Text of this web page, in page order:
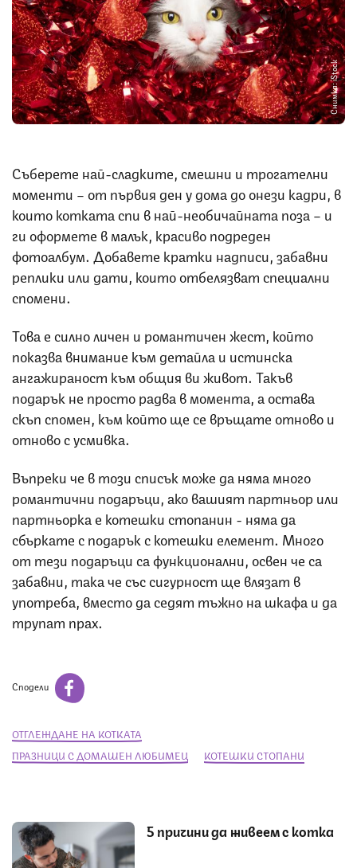
Снимка: iStock
Съберете най-сладките, смешни и трогателни
моменти – от първия ден у дома до онези кадри, в
които котката спи в най-необичайната поза – и
ги оформете в малък, красиво подреден
фотоалбум. Добавете кратки надписи, забавни
реплики или дати, които отбелязват специални
спомени.
Това е силно личен и романтичен жест, който
показва внимание към детайла и истинска
ангажираност към общия ви живот. Такъв
подарък не просто радва в момента, а остава
скъп спомен, към който ще се връщате отново и
отново с усмивка.
Въпреки че в този списък може да няма много
романтични подаръци, ако вашият партньор или
партньорка е котешки стопанин - няма да
сбъркате с подарък с котешки елемент. Много
от тези подаръци са функционални, освен че са
забавни, така че със сигурност ще влязат в
употреба, вместо да седят тъжно на шкафа и да
трупат прах.
Сподели
ОТГЛЕЖДАНЕ НА КОТКАТА
ПРАЗНИЦИ С ДОМАШЕН ЛЮБИМЕЦ
КОТЕШКИ СТОПАНИ
5 причини да живеем с котка